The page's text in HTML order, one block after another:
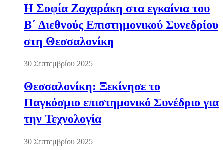
Η Σοφία Ζαχαράκη στα εγκαίνια του
Β΄ Διεθνούς Επιστημονικού Συνεδρίου
στη Θεσσαλονίκη
30 Σεπτεμβρίου 2025
Θεσσαλονίκη: Ξεκίνησε το
Παγκόσμιο επιστημονικό Συνέδριο για
την Τεχνολογία
30 Σεπτεμβρίου 2025